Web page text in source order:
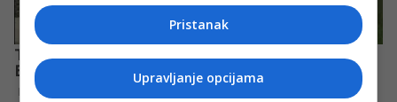
Pristanak
Upravljanje opcijama